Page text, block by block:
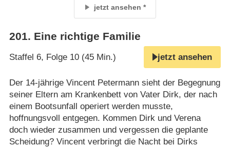
jetzt ansehen
201. Eine richtige Familie
Staffel 6, Folge 10 (45 Min.) jetzt ansehen
Der 14-jährige Vincent Petermann sieht der Begegnung
seiner Eltern am Krankenbett von Vater Dirk, der nach
einem Bootsunfall operiert werden musste,
hoffnungsvoll entgegen. Kommen Dirk und Verena
doch wieder zusammen und vergessen die geplante
Scheidung? Vincent verbringt die Nacht bei Dirks